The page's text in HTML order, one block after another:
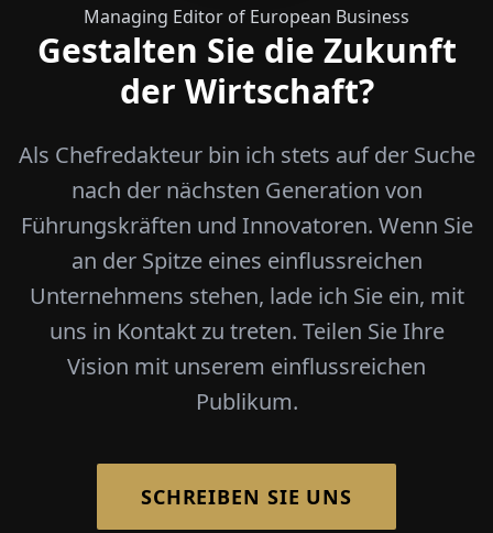
Managing Editor of European Business
Gestalten Sie die Zukunft
der Wirtschaft?
Als Chefredakteur bin ich stets auf der Suche
nach der nächsten Generation von
Führungskräften und Innovatoren. Wenn Sie
an der Spitze eines einflussreichen
Unternehmens stehen, lade ich Sie ein, mit
uns in Kontakt zu treten. Teilen Sie Ihre
Vision mit unserem einflussreichen
Publikum.
SCHREIBEN SIE UNS